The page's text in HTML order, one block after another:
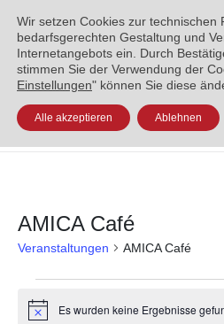
ENGLISH العربية
AMICA Café
Veranstaltungen AMICA Café
HinweisEs wurden keine Ergebnisse
Wir setzen Cookies zur technischen
bedarfsgerechten Gestaltung und
Internetangebots ein. Durch
stimmen Sie der Verwendung der
Einstellungen" können Sie diese
Alle akzeptieren Ablehnen